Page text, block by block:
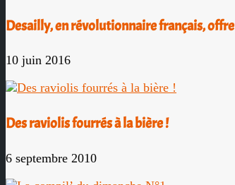
Desailly, en révolutionnaire français,
10 juin 2016
Des raviolis fourrés à la bière !
6 septembre 2010